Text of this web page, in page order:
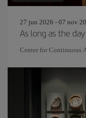
27 jun 2026 - 07 nov
As long as the
Center for Continuous